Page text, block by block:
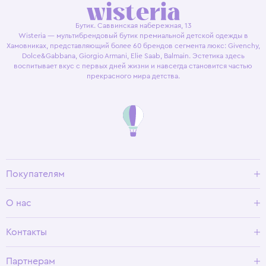
Бутик. Саввинская набережная, 13
Wisteria — мультибрендовый бутик премиальной детской одежды в
Хамовниках, представляющий более 60 брендов сегмента люкс: Givenchy,
Dolce&Gabbana, Giorgio Armani, Elie Saab, Balmain. Эстетика здесь
воспитывает вкус с первых дней жизни и навсегда становится частью
прекрасного мира детства.
Покупателям
Условия возврата
О нас
Программа лояльности
Контакты
Партнерам